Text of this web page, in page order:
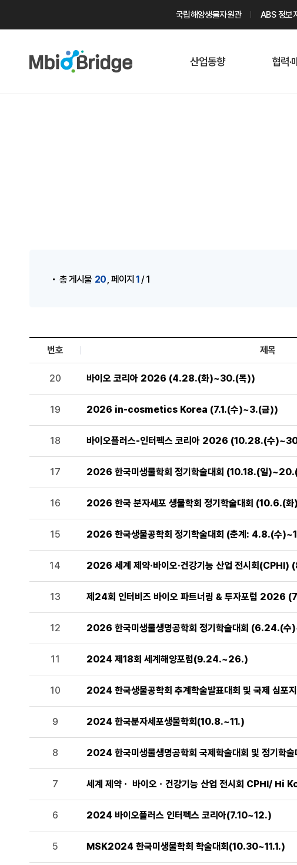
국립해양생물자원관 ABS 정보
산업동향 협력·
총 게시물 20 ,페이지1/ 1
세미나 및 행사 목록으로 번호, 제목, 작성자, 조회수,등록일, 첨부
번호 제목
20 바이오 코리아 2026 (4.28.(화)~30.(목))
19 2026 in-cosmetics Korea (7.1.(수)~3.(금))
18 바이오플러스-인터펙스 코리아 2026 (10.28.(수
17 2026 한국미생물학회 정기학술대회 (10.18.(일
16 2026 한국 분자세포 생물학회 정기학술대회 (10.6.(
15 2026 한국생물공학회 정기학술대회 (춘계: 4.8.(수
14 2026 세계 제약·바이오·건강기능 산업 전시회
13 제24회 인터비즈 바이오 파트너링 & 투자포럼 2026
12 2026 한국미생물생명공학회 정기학술대회 (6.24.(
11 2024 제18회 세계해양포럼(9.24.~26.)
10 2024 한국생물공학회 추계학술발표대회 및 국제 심
9 2024 한국분자세포생물학회(10.8.~11.)
8 2024 한국미생물생명공학회 국제학술대회 및 정기
7 세계 제약ㆍ 바이오ㆍ건강기능 산업 전시회 CPHI/
6 2024 바이오플러스 인터펙스 코리아(7.10~12.)
5 MSK2024 한국미생물학회 학술대회(10.30~11.1.)